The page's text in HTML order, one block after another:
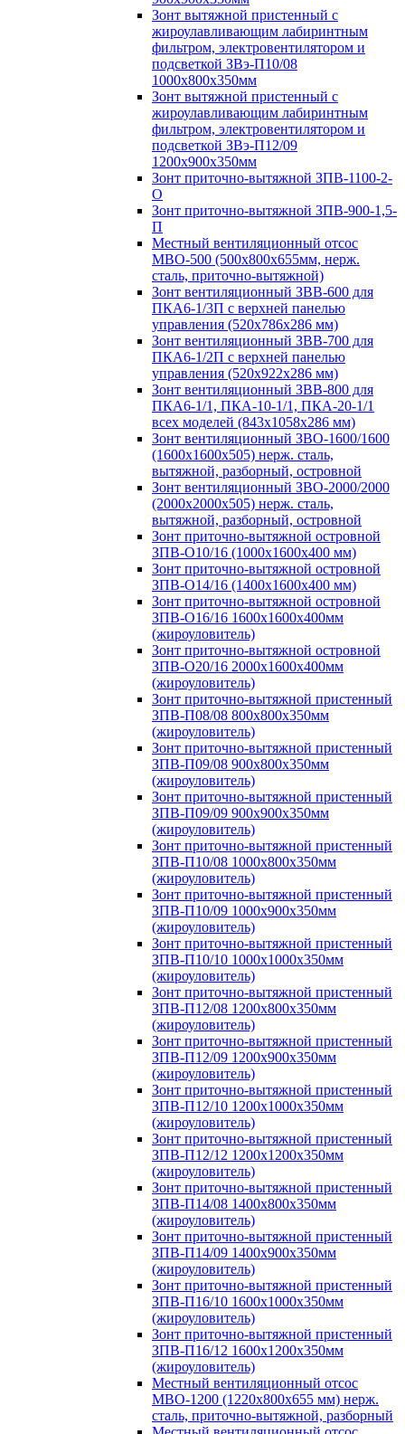
Зонт вытяжной пристенный с
жироулавливающим лабиринтным
фильтром, электровентилятором и
подсветкой ЗВэ-П10/08
1000х800х350мм
Зонт вытяжной пристенный с
жироулавливающим лабиринтным
фильтром, электровентилятором и
подсветкой ЗВэ-П12/09
1200х900х350мм
Зонт приточно-вытяжной ЗПВ-1100-2-
О
Зонт приточно-вытяжной ЗПВ-900-1,5-
П
Местный вентиляционный отсос
МВО-500 (500х800х655мм, нерж.
сталь, приточно-вытяжной)
Зонт вентиляционный ЗВВ-600 для
ПКА6-1/3П с верхней панелью
управления (520х786х286 мм)
Зонт вентиляционный ЗВВ-700 для
ПКА6-1/2П с верхней панелью
управления (520х922х286 мм)
Зонт вентиляционный ЗВВ-800 для
ПКА6-1/1, ПКА-10-1/1, ПКА-20-1/1
всех моделей (843х1058х286 мм)
Зонт вентиляционный ЗВО-1600/1600
(1600х1600х505) нерж. сталь,
вытяжной, разборный, островной
Зонт вентиляционный ЗВО-2000/2000
(2000х2000х505) нерж. сталь,
вытяжной, разборный, островной
Зонт приточно-вытяжной островной
ЗПВ-О10/16 (1000х1600х400 мм)
Зонт приточно-вытяжной островной
ЗПВ-О14/16 (1400х1600х400 мм)
Зонт приточно-вытяжной островной
ЗПВ-О16/16 1600х1600х400мм
(жироуловитель)
Зонт приточно-вытяжной островной
ЗПВ-О20/16 2000х1600х400мм
(жироуловитель)
Зонт приточно-вытяжной пристенный
ЗПВ-П08/08 800х800х350мм
(жироуловитель)
Зонт приточно-вытяжной пристенный
ЗПВ-П09/08 900х800х350мм
(жироуловитель)
Зонт приточно-вытяжной пристенный
ЗПВ-П09/09 900х900х350мм
(жироуловитель)
Зонт приточно-вытяжной пристенный
ЗПВ-П10/08 1000х800х350мм
(жироуловитель)
Зонт приточно-вытяжной пристенный
ЗПВ-П10/09 1000х900х350мм
(жироуловитель)
Зонт приточно-вытяжной пристенный
ЗПВ-П10/10 1000х1000х350мм
(жироуловитель)
Зонт приточно-вытяжной пристенный
ЗПВ-П12/08 1200х800х350мм
(жироуловитель)
Зонт приточно-вытяжной пристенный
ЗПВ-П12/09 1200х900х350мм
(жироуловитель)
Зонт приточно-вытяжной пристенный
ЗПВ-П12/10 1200х1000х350мм
(жироуловитель)
Зонт приточно-вытяжной пристенный
ЗПВ-П12/12 1200х1200х350мм
(жироуловитель)
Зонт приточно-вытяжной пристенный
ЗПВ-П14/08 1400х800х350мм
(жироуловитель)
Зонт приточно-вытяжной пристенный
ЗПВ-П14/09 1400х900х350мм
(жироуловитель)
Зонт приточно-вытяжной пристенный
ЗПВ-П16/10 1600х1000х350мм
(жироуловитель)
Зонт приточно-вытяжной пристенный
ЗПВ-П16/12 1600х1200х350мм
(жироуловитель)
Местный вентиляционный отсос
МВО-1200 (1220х800х655 мм) нерж.
сталь, приточно-вытяжной, разборный